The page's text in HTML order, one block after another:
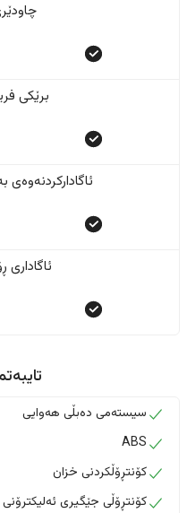
برێکی
سیستەمی دەبڵی هەوایی
ABS
کۆنتڕۆڵکردنی خزان
کۆنتڕۆڵی جێگیری ئەلیکترۆنی